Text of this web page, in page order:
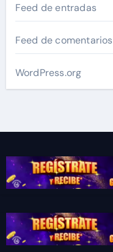
Feed de entradas
Feed de comentarios
WordPress.org